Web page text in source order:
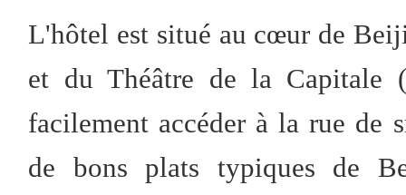
L'hôtel est situé au cœur de
et du Théâtre de la Capitale
facilement accéder à la rue de
de bons plats typiques de